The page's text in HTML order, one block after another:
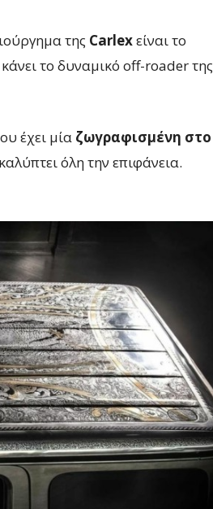
της Carlexείναι το
το δυναμικό off-roader της
έχει μία ζωγραφισμένη στο
όλη την επιφάνεια.